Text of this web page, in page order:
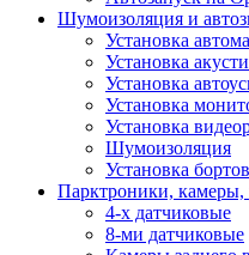
Шумоизоляция и
Установка
Установка
Установка
Установка
Установка
Шумоизоляция
Установка
Парктроники,
4-х датчиковые
8-ми датчиковые